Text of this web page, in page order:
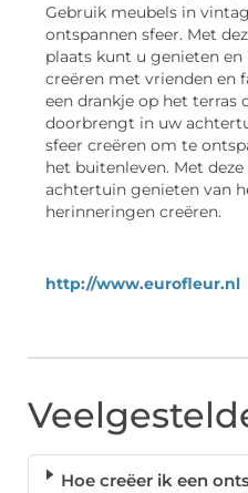
Gebruik meubels in
ontspannen sfeer. Met
plaats kunt u genieten
creëren met vrienden en
een drankje op het terras
doorbrengt in uw
sfeer creëren om te
het buitenleven. Met
achtertuin genieten van
herinneringen creëren.
http://www.eurofleur.nl
Hoe creëer ik een